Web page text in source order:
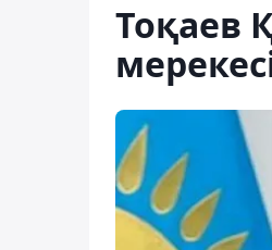
Тоқаев